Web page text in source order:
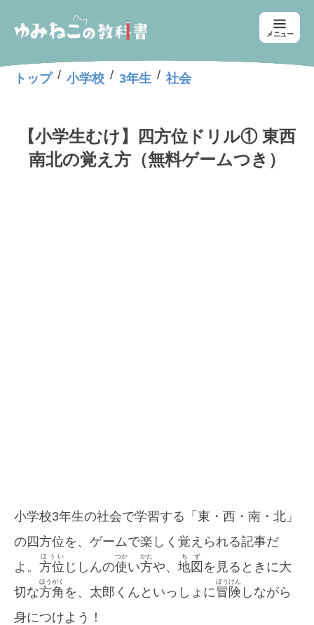
メニュー
トップ / 小学校 / 3年生 / 社会
【小学生むけ】四方位ドリル① 東西
南北の覚え方（無料ゲームつき）
小学校3年生の社会で学習する「東・西・南・北」
の四方位を、ゲームで楽しく覚えられる記事だ
よ。 方位
ほうい
じしんの使
つか
い方
かた
や、 地図
ちず
を見るときに大
切な方角
ほうがく
を、太郎くんといっしょに冒険
ぼうけん
しながら
身につけよう！